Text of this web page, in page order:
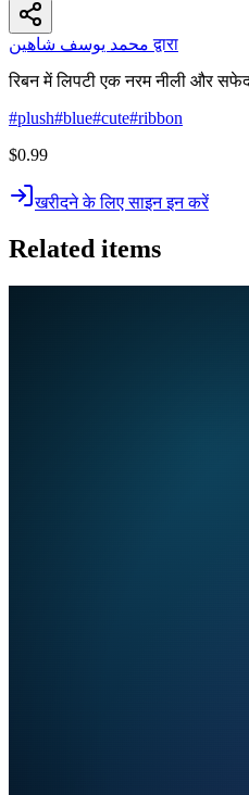
محمد يوسف شاهين द्वारा
रिबन में लिपटी एक नरम नीली और
#plush#blue#cute#ribbon
$0.99
खरीदने के लिए साइन इन करें
Related items